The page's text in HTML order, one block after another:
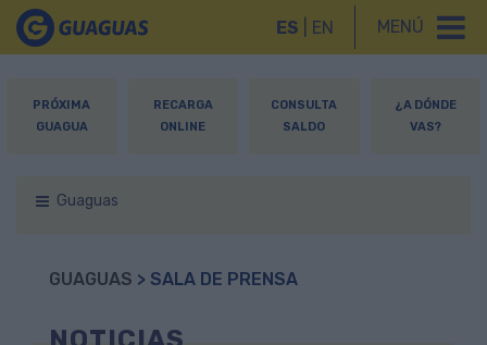
MENÚ
ES EN
PRÓXIMA
GUAGUA
RECARGA
ONLINE
CONSULTA
SALDO
¿A DÓNDE
VAS?
Guaguas
GUAGUAS > SALA DE PRENSA